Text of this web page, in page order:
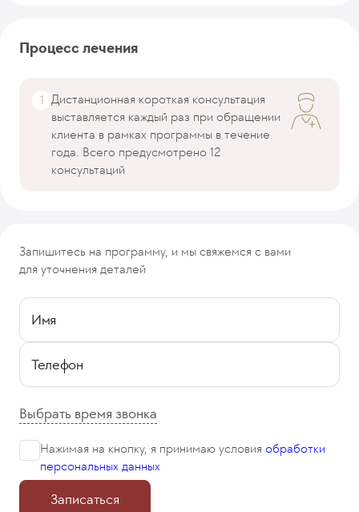
Процесс лечения
Дистанционная короткая консультация
выставляется каждый раз при обращении
клиента в рамках программы в течение
года. Всего предусмотрено 12
консультаций
Запишитесь на программу, и мы свяжемся с вами
для уточнения деталей
Имя
Телефон
Выбрать время звонка
Нажимая на кнопку, я принимаю условия обработки
персональных данных
Записаться